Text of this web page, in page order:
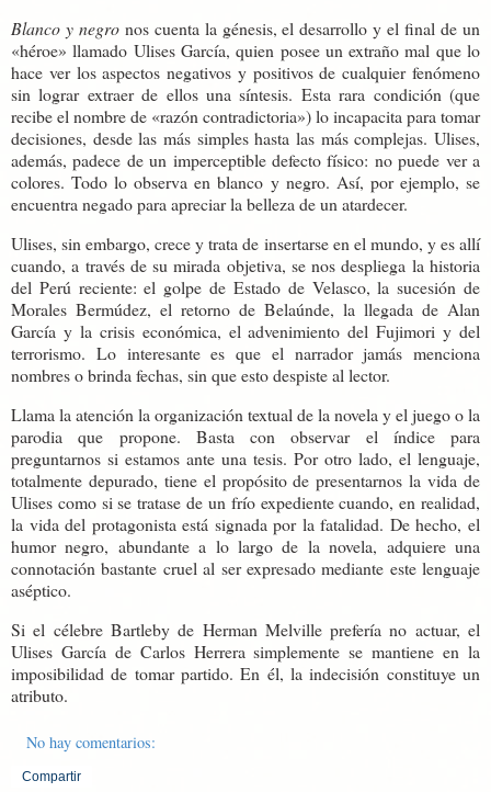
Blanco y negronos cuenta la génesis, el desarrollo y el final de un
«héroe» llamado Ulises García, quien posee un extraño mal que lo
hace ver los aspectos negativos y positivos de cualquier fenómeno
sin lograr extraer de ellos una síntesis. Esta rara condición (que
recibe el nombre de «razón contradictoria») lo incapacita para tomar
decisiones, desde las más simples hasta las más complejas. Ulises,
además, padece de un imperceptible defecto físico: no puede ver a
colores. Todo lo observa en blanco y negro. Así, por ejemplo, se
encuentra negado para apreciar la belleza de un atardecer.
Ulises, sin embargo, crece y trata de insertarse en el mundo, y es allí
cuando, a través de su mirada objetiva, se nos despliega la historia
del Perú reciente: el golpe de Estado de Velasco, la sucesión de
Morales Bermúdez, el retorno de Belaúnde, la llegada de Alan
García y la crisis económica, el advenimiento del Fujimori y del
terrorismo. Lo interesante es que el narrador jamás menciona
nombres o brinda fechas, sin que esto despiste al lector.
Llama la atención la organización textual de la novela y el juego o la
parodia que propone. Basta con observar el índice para
preguntarnos si estamos ante una tesis. Por otro lado, el lenguaje,
totalmente depurado, tiene el propósito de presentarnos la vida de
Ulises como si se tratase de un frío expediente cuando, en realidad,
la vida del protagonista está signada por la fatalidad. De hecho, el
humor negro, abundante a lo largo de la novela, adquiere una
connotación bastante cruel al ser expresado mediante este lenguaje
aséptico.
Si el célebre Bartleby de Herman Melville prefería no actuar, el
Ulises García de Carlos Herrera simplemente se mantiene en la
imposibilidad de tomar partido. En él, la indecisión constituye un
atributo.
No hay comentarios:
Compartir